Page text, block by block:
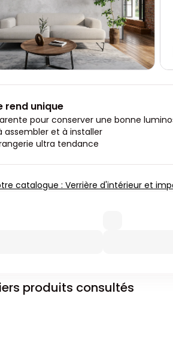
rend unique
pour conserver une bonne
assembler et à installer
ultra tendance
catalogue : Verrière d'intérieur et
produits consultés